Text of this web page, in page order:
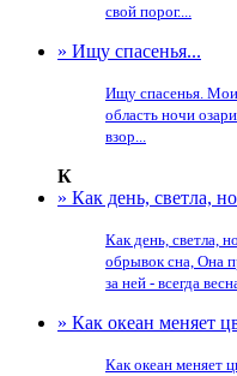
свой порог....
» Ищу спасенья...
Ищу спасенья.
область ночи
взор...
К
» Как день, светла,
Как день, светла,
обрывок сна, Она
за ней - всегда
» Как океан меняет
Как океан меняет